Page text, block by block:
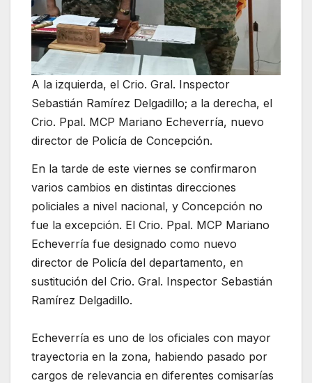
A la izquierda, el Crio. Gral. Inspector
Sebastián Ramírez Delgadillo; a la derecha, el
Crio. Ppal. MCP Mariano Echeverría, nuevo
director de Policía de Concepción.
En la tarde de este viernes se confirmaron
varios cambios en distintas direcciones
policiales a nivel nacional, y Concepción no
fue la excepción. El Crio. Ppal. MCP Mariano
Echeverría fue designado como nuevo
director de Policía del departamento, en
sustitución del Crio. Gral. Inspector Sebastián
Ramírez Delgadillo.
Echeverría es uno de los oficiales con mayor
trayectoria en la zona, habiendo pasado por
cargos de relevancia en diferentes comisarías